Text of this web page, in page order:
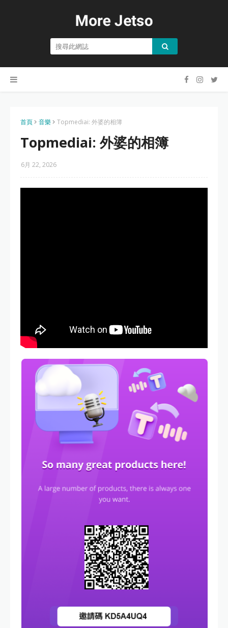
首頁 音樂 Topmediai: 外婆的相簿
Topmediai: 外婆的相簿
6月 22, 2026